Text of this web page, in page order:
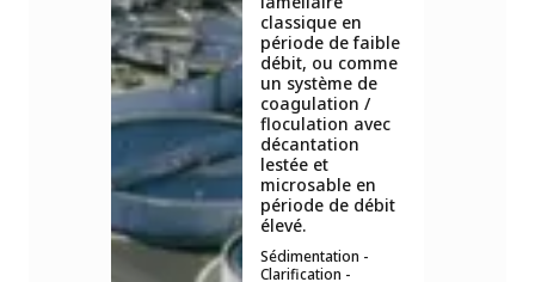
classique en
période de faible
débit, ou comme
un système de
coagulation /
floculation avec
décantation
lestée et
microsable en
période de débit
élevé.
Sédimentation -
Clarification -